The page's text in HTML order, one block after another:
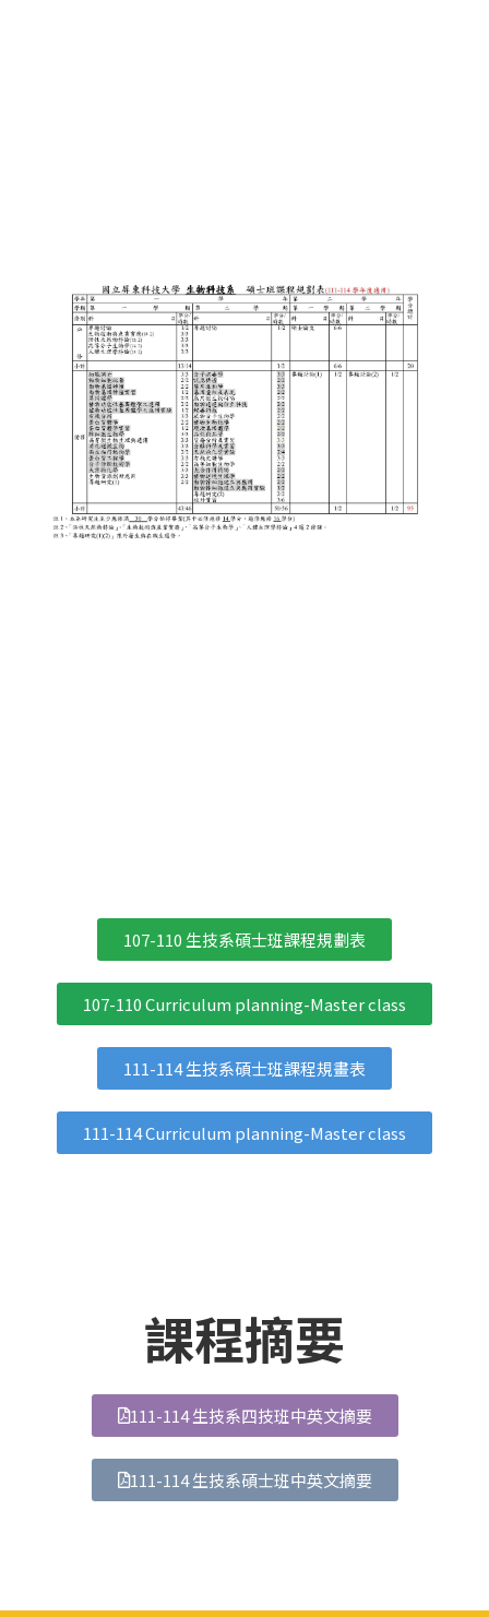
107-110 生技系碩士班課程規劃表
107-110 Curriculum planning-Master class
111-114 生技系碩士班課程規畫表
111-114 Curriculum planning-Master class
課程摘要
111-114 生技系四技班中英文摘要
111-114 生技系碩士班中英文摘要